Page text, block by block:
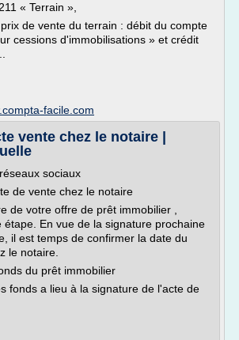
« Terrain »,
de vente du terrain : débit du compte
cessions d'immobilisations » et crédit
facile.com
vente chez le notaire |
sociaux
de vente chez le notaire
de votre offre de prêt immobilier ,
étape. En vue de la signature prochaine
il est temps de confirmer la date du
le notaire.
du prêt immobilier
fonds a lieu à la signature de l'acte de